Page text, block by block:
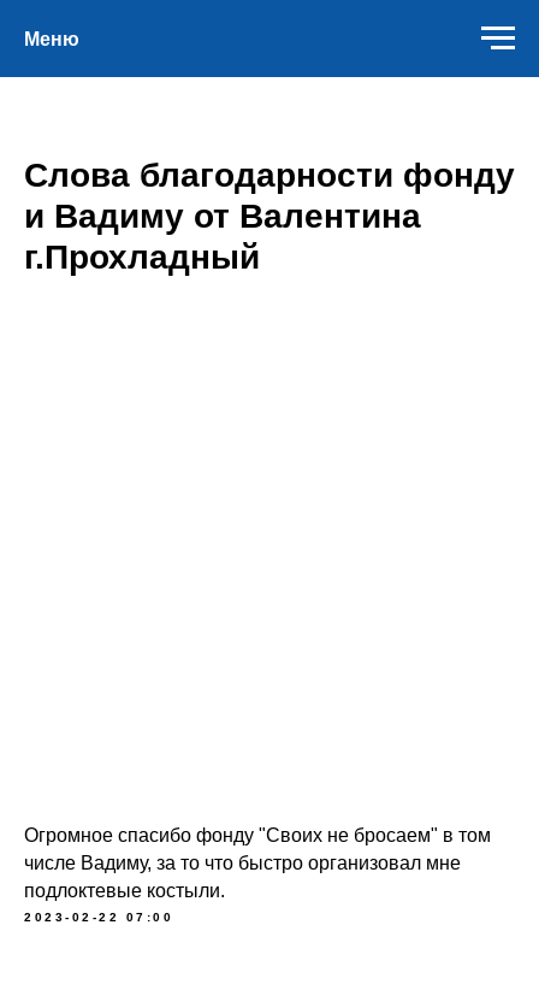
Меню
Слова благодарности фонду
и Вадиму от Валентина
г.Прохладный
Огромное спасибо фонду "Своих не бросаем" в том
числе Вадиму, за то что быстро организовал мне
подлоктевые костыли.
2023-02-22 07:00